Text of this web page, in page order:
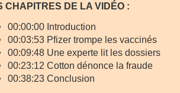
CHAPITRES DE LA VIDÉO :
00:00:00 Introduction
00:03:53 Pfizer trompe les vaccinés
00:09:48 Une experte lit les dossiers
00:23:12 Cotton dénonce la fraude
00:38:23 Conclusion